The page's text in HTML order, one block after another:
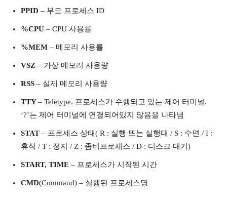
PPID – 부모 프로세스 ID
%CPU – CPU 사용률
%MEM – 메모리 사용률
VSZ – 가상 메모리 사용량
RSS – 실제 메모리 사용량
TTY– Teletype. 프로세스가 수행되고 있는 제어 터미널.
‘?’는 제어 터미널에 연결되어있지 않음을 나타냄
STAT – 프로세스 상태( R : 실행 또는 실행대 / S : 수면 / I :
휴식 / T : 정지 / Z : 좀비프로세스 / D : 디스크 대기)
START, TIME – 프로세스가 시작된 시간
CMD(Command) – 실행된 프로세스명